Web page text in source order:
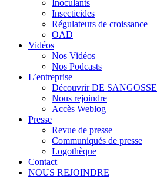
Inoculants
Insecticides
Régulateurs de croissance
OAD
Vidéos
Nos Vidéos
Nos Podcasts
L’entreprise
Découvrir DE SANGOSSE
Nous rejoindre
Accès Weblog
Presse
Revue de presse
Communiqués de presse
Logothèque
Contact
NOUS REJOINDRE